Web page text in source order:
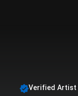
Verified Artist